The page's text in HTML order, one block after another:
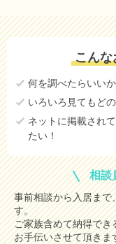
能美市
能美郡川北町
河北郡内灘町
羽咋郡志賀町
羽咋郡宝達志水町
鹿島郡中能登町
鳳珠郡穴水町
こんな
何を調べたらいい
いろいろ見てもど
ネットに掲載され
たい！
相談
事前相談から入居ま
す。
ご家族含めて納得で
お手伝いさせて頂きま